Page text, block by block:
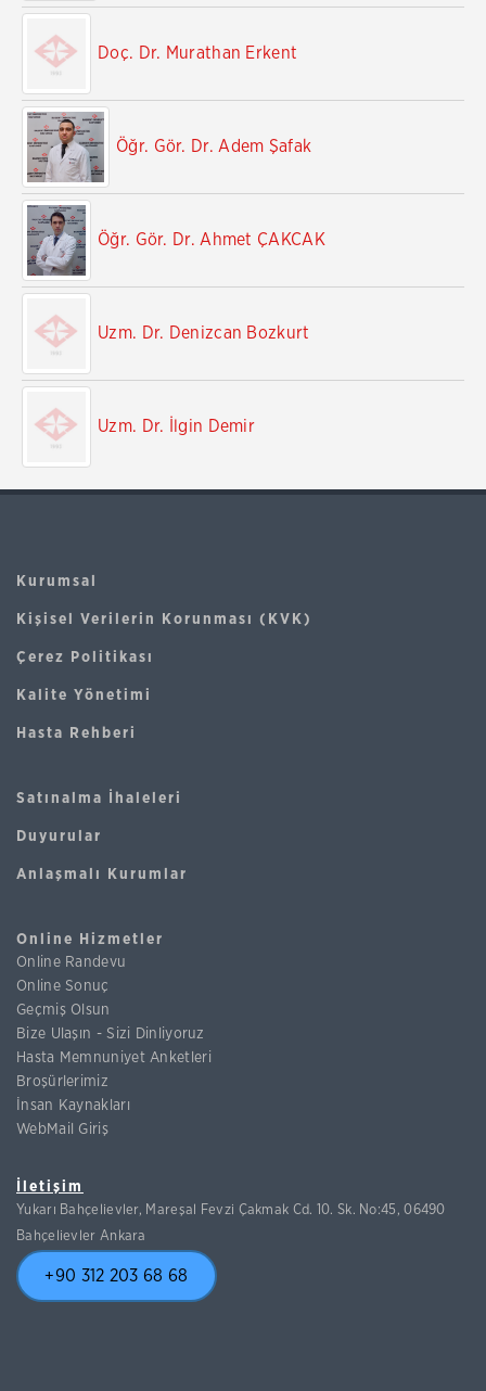
Doç. Dr. Murathan Erkent
Öğr. Gör. Dr. Adem Şafak
Öğr. Gör. Dr. Ahmet ÇAKCAK
Uzm. Dr. Denizcan Bozkurt
Uzm. Dr. İlgin Demir
Kurumsal
Kişisel Verilerin Korunması (KVK)
Çerez Politikası
Kalite Yönetimi
Hasta Rehberi
Satınalma İhaleleri
Duyurular
Anlaşmalı Kurumlar
Online Hizmetler
Online Randevu
Online Sonuç
Geçmiş Olsun
Bize Ulaşın - Sizi Dinliyoruz
Hasta Memnuniyet Anketleri
Broşürlerimiz
İnsan Kaynakları
WebMail Giriş
İletişim
Yukarı Bahçelievler, Mareşal Fevzi Çakmak Cd. 10. Sk. No:45, 06490
Bahçelievler Ankara
+90 312 203 68 68